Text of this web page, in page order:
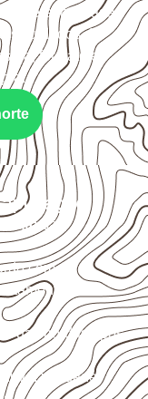
será instalada,
cuidados de
formato e
são
com as
das bordas após
umidade